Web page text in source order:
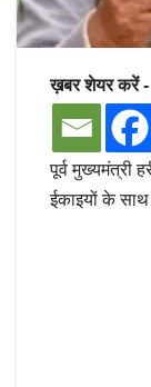
ख़बर शेयर करें -
पूर्व मुख्यमंत्री
ईकाइयों के